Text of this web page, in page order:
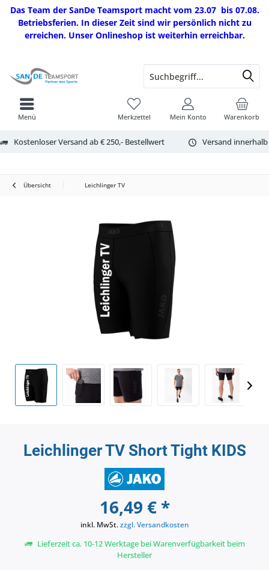
Das Team der SanDe Teamsport macht vom 23.07 bis 07.08.
Betriebsferien. In dieser Zeit sind wir persönlich nicht zu
erreichen. Unser Onlineshop ist weiterhin erreichbar.
Kostenloser Versand ab € 250,- Bestellwert Versand
Warenkorb
Merkzettel Mein Konto
Menü
Übersicht Leichlinger TV
Leichlinger TV Short Tight KIDS
16,49 € *
inkl. MwSt.zzgl. Versandkosten
Lieferzeit ca. 10-12 Werktage bei Warenverfügbarkeit beim
Hersteller